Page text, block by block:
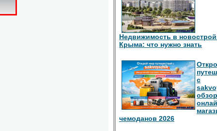
Недвижимость в
Крыма: что нужно знать
с
обзор
чемоданов 2026